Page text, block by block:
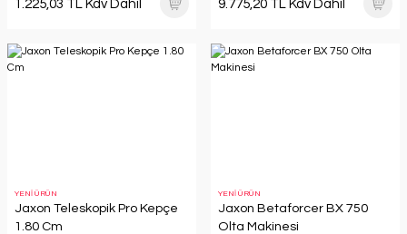
1.225,03 TL Kdv Dahil 9.775,20 TL Kdv Dahil
YENİ ÜRÜN
Jaxon Teleskopik Pro Kepçe
1.80 Cm
YENİ ÜRÜN
Jaxon Betaforcer BX 750
Olta Makinesi